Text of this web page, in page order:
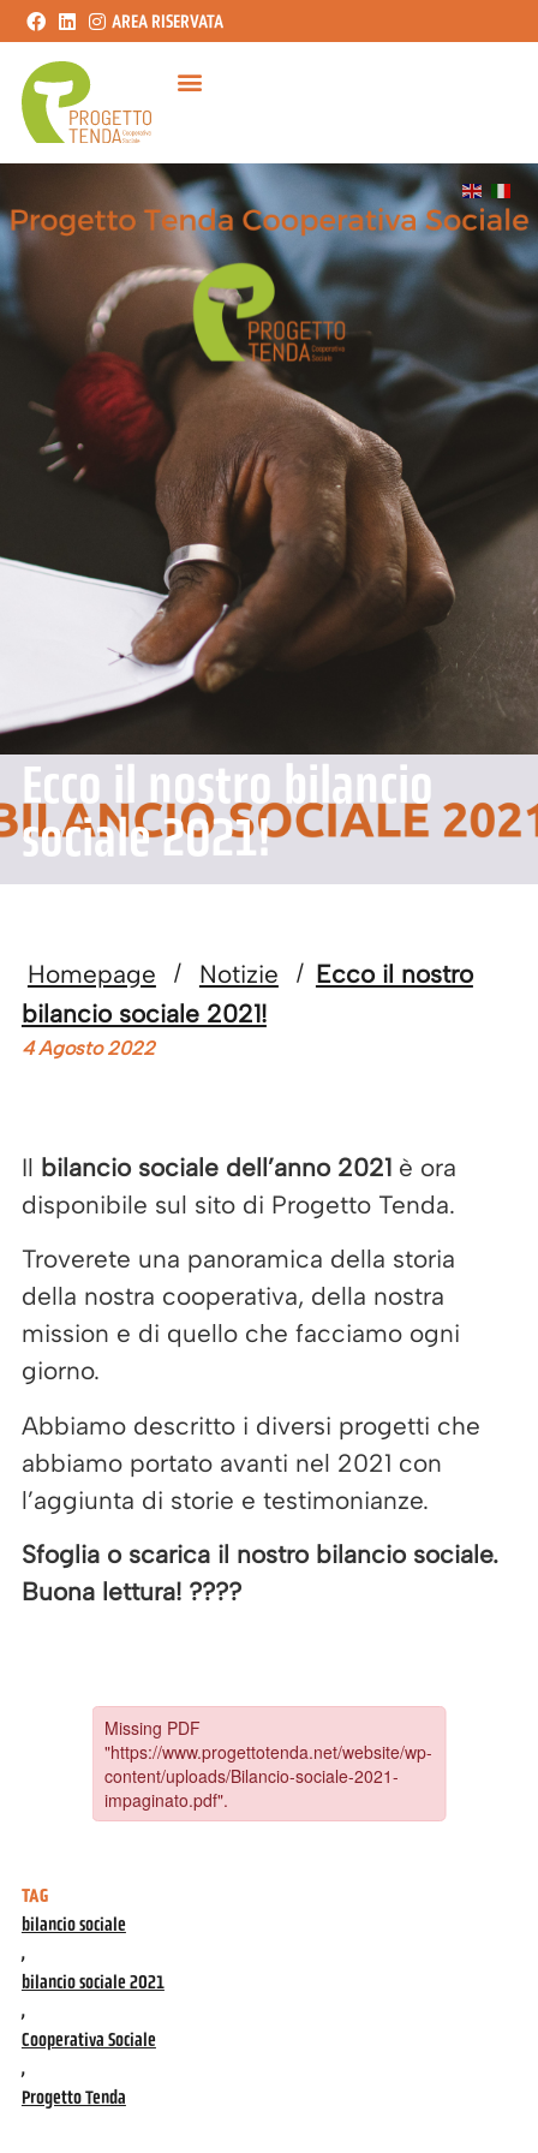
AREA RISERVATA
Ecco il nostro bilancio
sociale 2021!
Homepage / Notizie / Ecco il nostro
bilancio sociale 2021!
4 Agosto 2022
Il bilancio sociale dell’anno 2021è ora
disponibile sul sito di Progetto Tenda.
Troverete una panoramica della storia
della nostra cooperativa, della nostra
mission e di quello che facciamo ogni
giorno.
Abbiamo descritto i diversi progetti che
abbiamo portato avanti nel 2021 con
l’aggiunta di storie e testimonianze.
Sfoglia o scarica il nostro bilancio sociale.
Buona lettura! ????
TAG
bilancio sociale
,
bilancio sociale 2021
,
Cooperativa Sociale
,
Progetto Tenda